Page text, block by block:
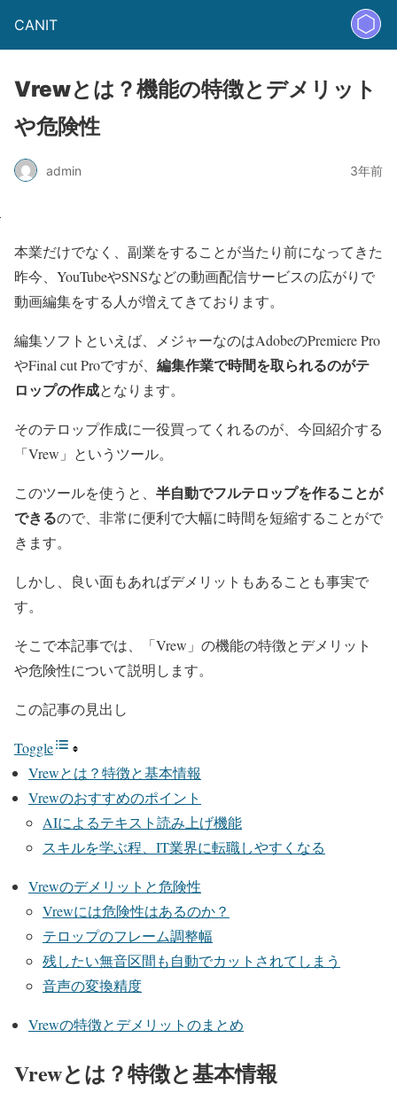
CANIT
Vrewとは？機能の特徴とデメリット
や危険性
admin 3年前
本業だけでなく、副業をすることが当たり前になってきた
昨今、YouTubeやSNSなどの動画配信サービスの広がりで
動画編集をする人が増えてきております。
編集ソフトといえば、メジャーなのはAdobeのPremiere Pro
やFinal cut Proですが、 編集作業で時間を取られるのがテ
ロップの作成となります。
そのテロップ作成に一役買ってくれるのが、今回紹介する
「Vrew」というツール。
このツールを使うと、 半自動でフルテロップを作ることが
できるので、非常に便利で大幅に時間を短縮することがで
きます。
しかし、良い面もあればデメリットもあることも事実で
す。
そこで本記事では、「Vrew」の機能の特徴とデメリット
や危険性について説明します。
この記事の見出し
Toggle
Vrewとは？特徴と基本情報
Vrewのおすすめのポイント
AIによるテキスト読み上げ機能
スキルを学ぶ程、IT業界に転職しやすくなる
Vrewのデメリットと危険性
Vrewには危険性はあるのか？
テロップのフレーム調整幅
残したい無音区間も自動でカットされてしまう
音声の変換精度
Vrewの特徴とデメリットのまとめ
Vrewとは？特徴と基本情報